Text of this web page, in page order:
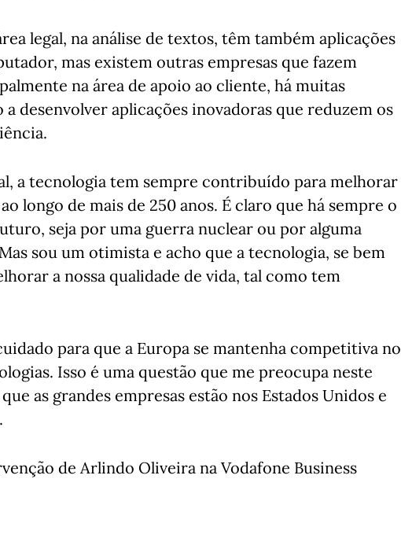
legal, na análise de textos, têm também aplicações
mas existem outras empresas que fazem
na área de apoio ao cliente, há muitas
desenvolver aplicações inovadoras que reduzem os
a tecnologia tem sempre contribuído para melhorar
longo de mais de 250 anos. É claro que há sempre o
seja por uma guerra nuclear ou por alguma
sou um otimista e acho que a tecnologia, se bem
a nossa qualidade de vida, tal como tem
para que a Europa se mantenha competitiva no
Isso é uma questão que me preocupa neste
as grandes empresas estão nos Estados Unidos e
de Arlindo Oliveira na Vodafone Business